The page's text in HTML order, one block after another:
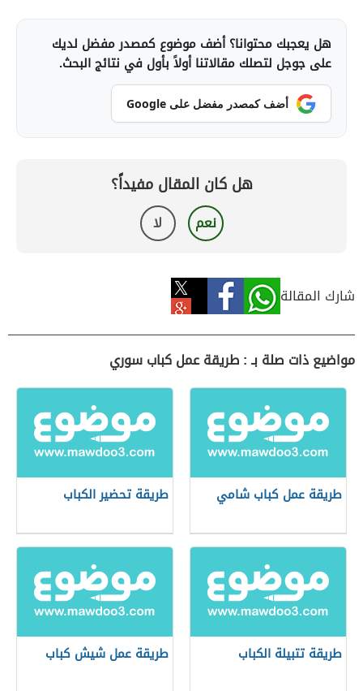
هل يعجبك محتوانا؟ أضف موضوع كمصدر مفضل لديك
على جوجل لتصلك مقالاتنا أولاً بأول في نتائج البحث.
أضف كمصدر مفضل على Google
هل كان المقال مفيداً؟
نعم لا
شارك المقالة
مواضيع ذات صلة بـ : طريقة عمل كباب سوري
طريقة عمل كباب شامي طريقة تحضير الكباب
طريقة تتبيلة الكباب طريقة عمل شيش كباب